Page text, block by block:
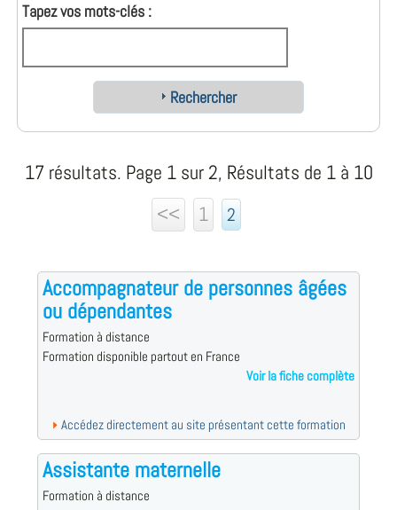
Tapez vos mots-clés :
Rechercher
17 résultats. Page 1 sur 2, Résultats de 1 à 10
<<
1 2
Accompagnateur de personnes âgées
ou dépendantes
Formation à distance
Formation disponible partout en France
Voir la fiche complète
Accédez directement au site présentant cette formation
Assistante maternelle
Formation à distance